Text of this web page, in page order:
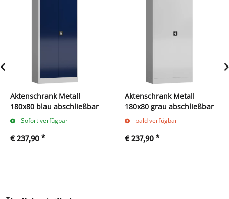
Aktenschrank Metall
180x80 blau abschließbar
Sofort verfügbar
€ 237,90 *
Aktenschrank Metall
180x80 grau abschließbar
bald verfügbar
€ 237,90 *